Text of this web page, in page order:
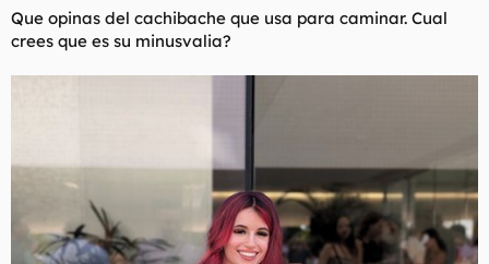
:
Que opinas del cachibache que usa para caminar. Cual
crees que es su minusvalia?